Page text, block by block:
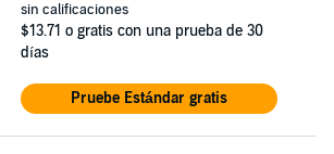
sin calificaciones
$13.71 o gratis con una prueba de 30
días
Pruebe Estándar gratis